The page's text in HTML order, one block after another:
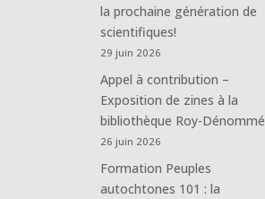
la prochaine génération de
scientifiques!
29 juin 2026
Appel à contribution –
Exposition de zines à la
bibliothèque Roy-Dénommé
26 juin 2026
Formation Peuples
autochtones 101 : la